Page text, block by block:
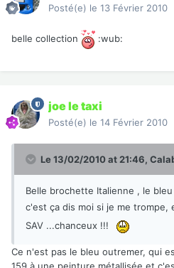
Posté(e) le 13 Février 2010
belle collection :wub:
joe le taxi
Posté(e) le 14 Février 2010
Le 13/02/2010 at 21:46,
Belle brochette Italienne , le
c'est ça dis moi si je me
SAV ...chanceux !!!
Ce n'est pas le bleu outremer, qui
159 à une peinture métallisée et